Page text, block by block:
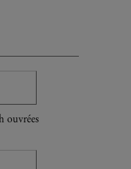
ouvrées